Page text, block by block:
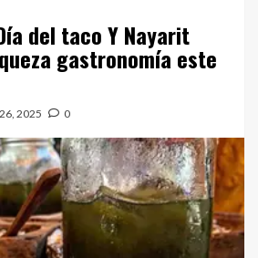
del taco Y Nayarit
gastronomía este
2025 0